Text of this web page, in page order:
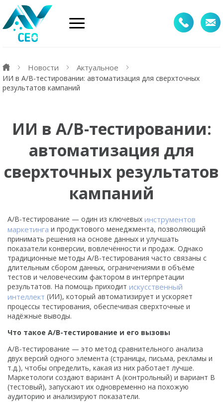
Новости Актуальное
ИИ в A/B-тестировании: автоматизация для сверхточных
результатов кампаний
ИИ в A/B-тестировании:
автоматизация для
сверхточных результатов
кампаний
A/B-тестирование — один из ключевых инструментов
маркетинга и продуктового менеджмента, позволяющий
принимать решения на основе данных и улучшать
показатели конверсии, вовлечённости и продаж. Однако
традиционные методы A/B-тестирования часто связаны с
длительным сбором данных, ограничениями в объёме
тестов и человеческим фактором в интерпретации
результатов. На помощь приходит искусственный
интеллект (ИИ), который автоматизирует и ускоряет
процессы тестирования, обеспечивая сверхточные и
надёжные выводы.
Что такое A/B-тестирование и его вызовы
A/B-тестирование — это метод сравнительного анализа
двух версий одного элемента (страницы, письма, рекламы и
т.д.), чтобы определить, какая из них работает лучше.
Маркетологи создают вариант A (контрольный) и вариант B
(тестовый), запускают их одновременно на похожую
аудиторию и анализируют показатели.